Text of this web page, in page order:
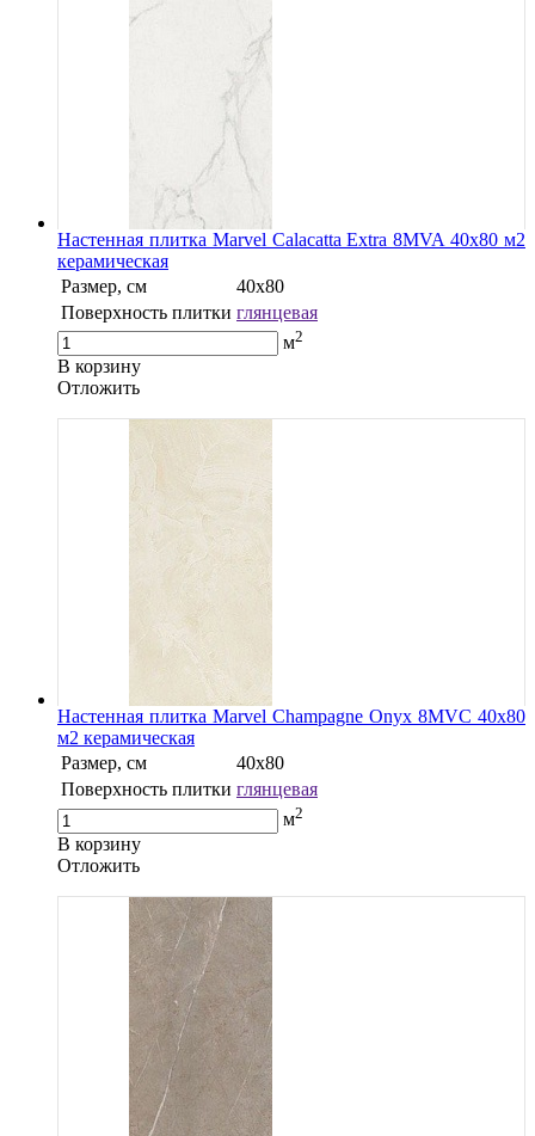
Настенная плитка Marvel Calacatta Extra 8MVA 40x80 м2
керамическая
Размер, см
40х80
Поверхность плитки глянцевая
м2
В корзину
Oтложить
Настенная плитка Marvel Champagne Onyx 8MVC 40x80
м2 керамическая
Размер, см
40х80
Поверхность плитки глянцевая
м2
В корзину
Oтложить